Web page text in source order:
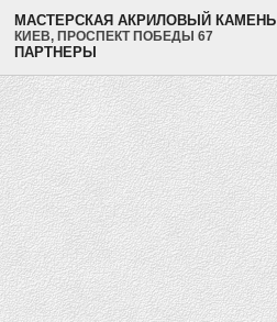
МАСТЕРСКАЯ АКРИЛОВЫЙ КАМЕНЬ
КИЕВ, ПРОСПЕКТ ПОБЕДЫ 67
ПАРТНЕРЫ